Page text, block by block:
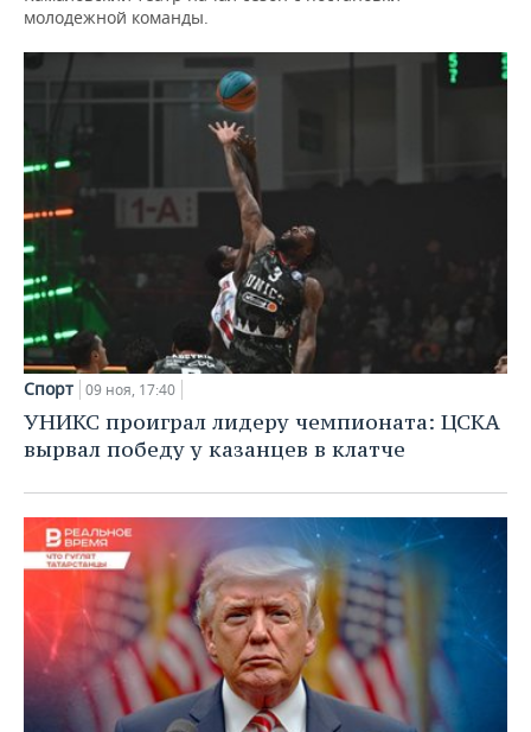
молодежной команды.
Спорт 09 ноя, 17:40
УНИКС проиграл лидеру чемпионата: ЦСКА
вырвал победу у казанцев в клатче